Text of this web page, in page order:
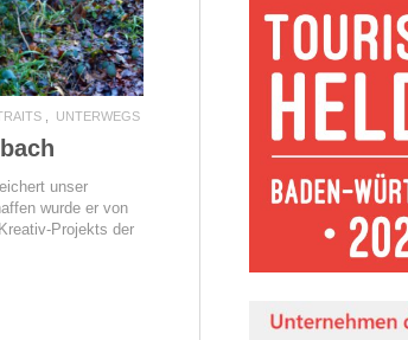
UNTERWEGS
unser
wurde er von
Projekts der